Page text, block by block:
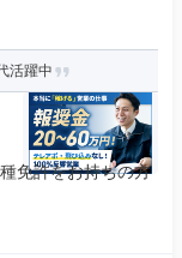
活躍中
免許をお持ちの方